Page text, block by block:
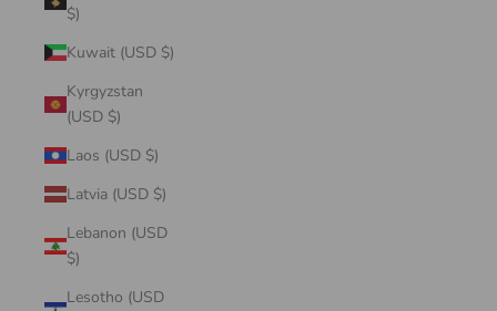
$)
Kuwait (USD $)
Kyrgyzstan
(USD $)
Laos (USD $)
Latvia (USD $)
Lebanon (USD
$)
Lesotho (USD